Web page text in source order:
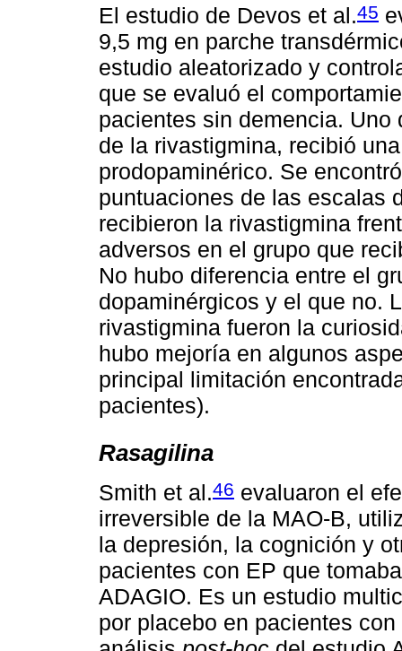
El estudio de Devos et al.45
9,5 mg en parche
estudio aleatorizado y
que se evaluó el
pacientes sin demencia.
de la rivastigmina, recibió
prodopaminérico. Se
puntuaciones de las escalas
recibieron la rivastigmina
adversos en el grupo que
No hubo diferencia entre el
dopaminérgicos y el que no.
rivastigmina fueron la
hubo mejoría en algunos
principal limitación
pacientes).
Rasagilina
Smith et al.46 evaluaron el
irreversible de la MAO-B,
la depresión, la cognición y
pacientes con EP que
ADAGIO. Es un estudio
por placebo en pacientes